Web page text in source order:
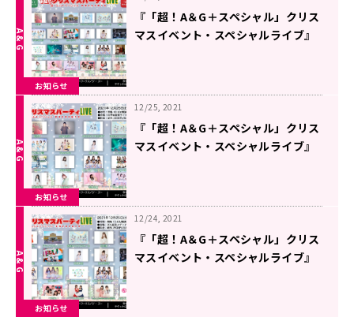
お知らせ
『「超！A＆G＋スペシャル」クリス
マスイベント・スペシャルライブ』
お知らせ
12/25, 2021
『「超！A＆G＋スペシャル」クリス
マスイベント・スペシャルライブ』
お知らせ
12/24, 2021
『「超！A＆G＋スペシャル」クリス
マスイベント・スペシャルライブ』